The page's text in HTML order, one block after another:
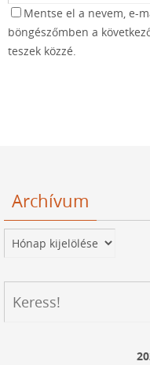
Mentse el a nevem, e-
böngészőmben a
teszek közzé.
Archívum
Archívum